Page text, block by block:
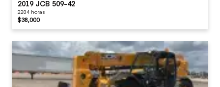
2019 JCB 509-42
2284 horas
$38,000